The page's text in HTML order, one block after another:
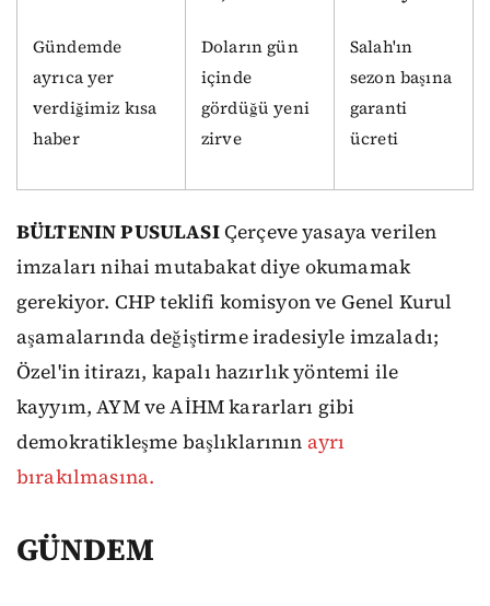
Gündemde
ayrıca yer
verdiğimiz kısa
haber
Doların gün
içinde
gördüğü yeni
zirve
Salah'ın
sezon başına
garanti
ücreti
BÜLTENIN PUSULASIÇerçeve yasaya verilen
imzaları nihai mutabakat diye okumamak
gerekiyor. CHP teklifi komisyon ve Genel Kurul
aşamalarında değiştirme iradesiyle imzaladı;
Özel'in itirazı, kapalı hazırlık yöntemi ile
kayyım, AYM ve AİHM kararları gibi
demokratikleşme başlıklarının ayrı
bırakılmasına.
GÜNDEM